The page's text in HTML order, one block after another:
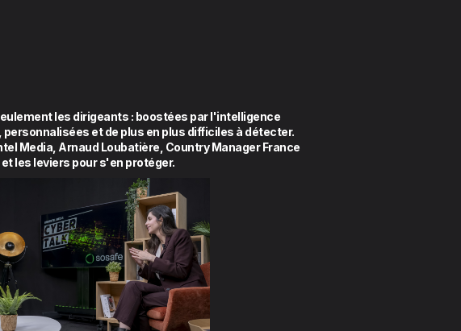
les dirigeants : boostées par l'intelligence
et de plus en plus difficiles à détecter.
Media, Arnaud Loubatière, Country Manager France
les leviers pour s'en protéger.